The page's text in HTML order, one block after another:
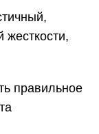
жесткости,
правильное